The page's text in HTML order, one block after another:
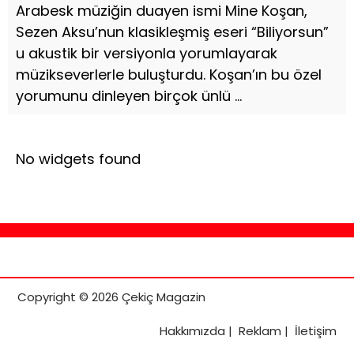
Arabesk müziğin duayen ismi Mine Koşan,
Sezen Aksu’nun klasikleşmiş eseri “Biliyorsun”
u akustik bir versiyonla yorumlayarak
müzikseverlerle buluşturdu. Koşan’ın bu özel
yorumunu dinleyen birçok ünlü ...
No widgets found
Copyright © 2026 Çekiç Magazin
Hakkımızda | Reklam | İletişim